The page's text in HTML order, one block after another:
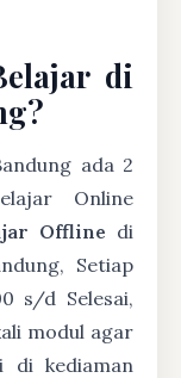
di
ada 2
Online
Offline di
Setiap
s/d Selesai,
modul agar
di kediaman